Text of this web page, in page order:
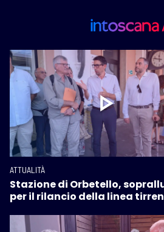
ATTUALITÀ
Stazione di Orbetello,
per il rilancio della linea